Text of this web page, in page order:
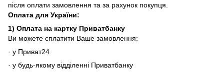
після оплати замовлення та за рахунок покупця.
Оплата для України:
1) Оплата на картку Приватбанку
Ви можете сплатити Ваше замовлення:
· у Приват24
· у будь-якому відділенні Приватбанку